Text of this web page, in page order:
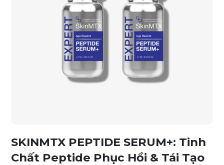
SKINMTX PEPTIDE SERUM+: Tinh
Chất Peptide Phục Hồi & Tái Tạo